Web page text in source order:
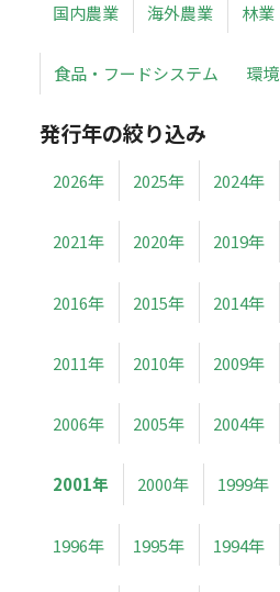
国内農業 海外農業 林業
食品・フードシステム 環境
発行年の絞り込み
2026年 2025年 2024年
2021年 2020年 2019年
2016年 2015年 2014年
2011年 2010年 2009年
2006年 2005年 2004年
2001年 2000年 1999年
1996年 1995年 1994年